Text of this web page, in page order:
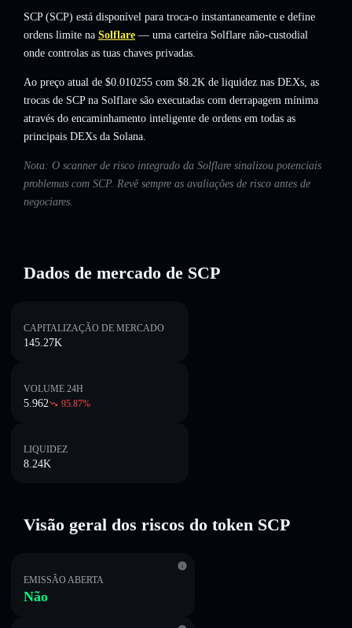
SCP (SCP) está disponível para troca-o instantaneamente e define
ordens limite na Solflare — uma carteira Solflare não-custodial
onde controlas as tuas chaves privadas.
Ao preço atual de $0.010255 com $8.2K de liquidez nas DEXs, as
trocas de SCP na Solflare são executadas com derrapagem mínima
através do encaminhamento inteligente de ordens em todas as
principais DEXs da Solana.
Nota: O scanner de risco integrado da Solflare sinalizou potenciais
problemas com SCP. Revê sempre as avaliações de risco antes de
negociares.
Dados de mercado de SCP
CAPITALIZAÇÃO DE MERCADO
145.27K
VOLUME 24H
5.962 95.87%
LIQUIDEZ
8.24K
Visão geral dos riscos do token SCP
EMISSÃO ABERTA
Não